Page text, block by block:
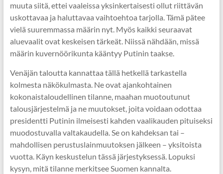
muuta siitä, ettei vaaleissa yksinkertaisesti ollut riittävän
uskottavaa ja haluttavaa vaihtoehtoa tarjolla. Tämä pätee
vielä suuremmassa määrin nyt. Myös kaikki seuraavat
aluevaalit ovat keskeisen tärkeät. Niissä nähdään, missä
määrin kuvernöörikunta kääntyy Putinin taakse.
Venäjän taloutta kannattaa tällä hetkellä tarkastella
kolmesta näkökulmasta. Ne ovat ajankohtainen
kokonaistaloudellinen tilanne, maahan muotoutunut
talousjärjestelmä ja ne muutokset, joita voidaan odottaa
presidentti Putinin ilmeisesti kahden vaalikauden pituiseksi
muodostuvalla valtakaudella. Se on kahdeksan tai –
mahdollisen perustuslainmuutoksen jälkeen – yksitoista
vuotta. Käyn keskustelun tässä järjestyksessä. Lopuksi
kysyn, mitä tilanne merkitsee Suomen kannalta.